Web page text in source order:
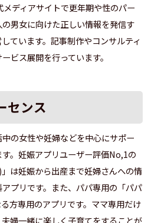
ディアサイトで更年期や性のパー
男女に向けた正しい情報を発信す
ています。記事制作やコンサルティ
ビス展開を行っています。
センス
の女性や妊婦などを中心にサポー
。妊娠アプリユーザー評価No,1の
は妊娠から出産まで妊婦さんへの情
プリです。また、パパ専用の「パパ
方専用のアプリです。ママ専用だけ
婦一緒に楽しく子育てをすることが